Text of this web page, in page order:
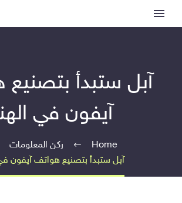
آبل ستبدأ
آيفون في
Home
ركن المعلومات
آبل ستبدأ بتصنيع هواتف آيفون